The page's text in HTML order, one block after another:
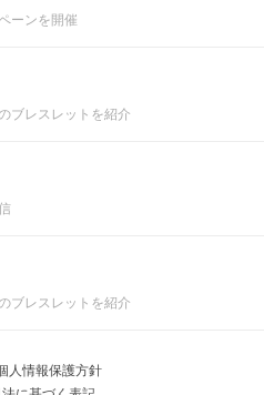
ーンを開催
ブレスレットを紹介
ブレスレットを紹介
人情報保護方針